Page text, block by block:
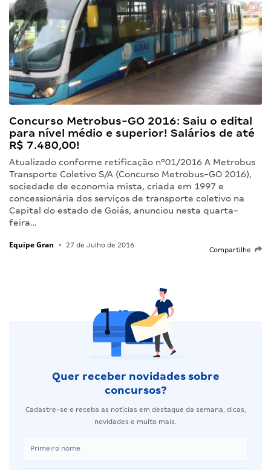
Concurso Metrobus-GO 2016: Saiu o edital
para nível médio e superior! Salários de até
R$ 7.480,00!
Atualizado conforme retificação nº01/2016 A Metrobus
Transporte Coletivo S/A (Concurso Metrobus-GO 2016),
sociedade de economia mista, criada em 1997 e
concessionária dos serviços de transporte coletivo na
Capital do estado de Goiás, anunciou nesta quarta-
feira…
Equipe Gran • 27 de Julho de 2016
Compartilhe
Quer receber novidades sobre
concursos?
Cadastre-se e receba as notícias em destaque da semana, dicas,
novidades e muito mais.